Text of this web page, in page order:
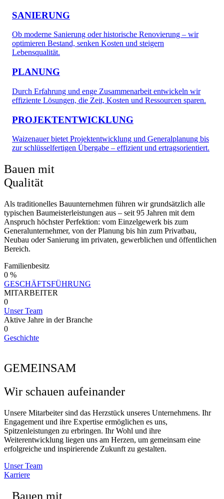
SANIERUNG
Ob moderne Sanierung oder historische Renovierung – wir
optimieren Bestand, senken Kosten und steigern
Lebensqualität.
PLANUNG
Durch Erfahrung und enge Zusammenarbeit entwickeln wir
effiziente Lösungen, die Zeit, Kosten und Ressourcen sparen.
PROJEKTENTWICKLUNG
Waizenauer bietet Projektentwicklung und Generalplanung bis
zur schlüsselfertigen Übergabe – effizient und ertragsorientiert.
Bauen mit
Qualität
Als traditionelles Bauunternehmen führen wir grundsätzlich alle
typischen Baumeisterleistungen aus – seit 95 Jahren mit dem
Anspruch höchster Perfektion: vom Einzelgewerk bis zum
Generalunternehmer, von der Planung bis hin zum Privatbau,
Neubau oder Sanierung im privaten, gewerblichen und öffentlichen
Bereich.
Familienbesitz
0 %
GESCHÄFTSFÜHRUNG
MITARBEITER
0
Unser Team
Aktive Jahre in der Branche
0
Geschichte
GEMEINSAM
Wir schauen aufeinander
Unsere Mitarbeiter sind das Herzstück unseres Unternehmens. Ihr
Engagement und ihre Expertise ermöglichen es uns,
Spitzenleistungen zu erbringen. Ihr Wohl und ihre
Weiterentwicklung liegen uns am Herzen, um gemeinsam eine
erfolgreiche und inspirierende Zukunft zu gestalten.
Unser Team
Karriere
Bauen mit